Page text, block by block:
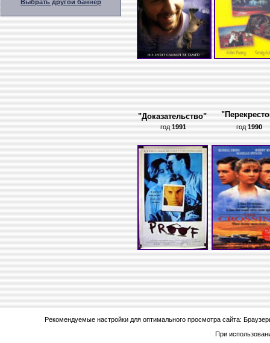
Выбрать другой баннер
"Доказательство"
год1991 год1990
Рекомендуемые настройки для оптимального просмотра сайта:
При